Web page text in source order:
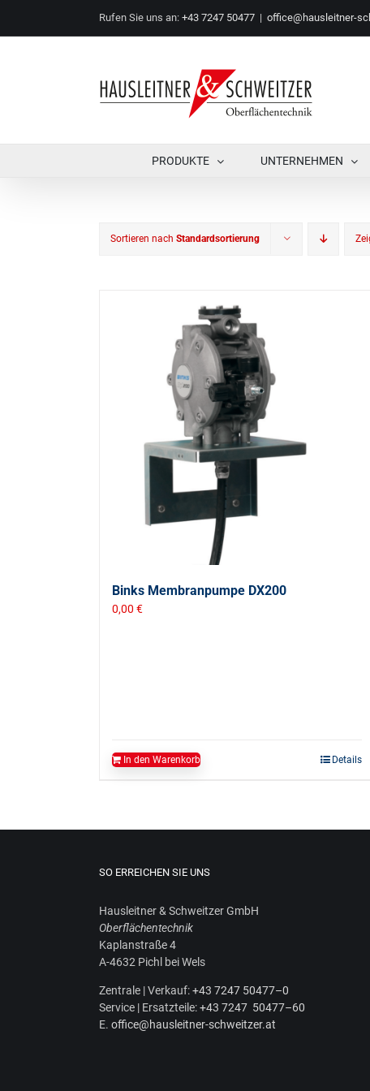
Rufen Sie uns an: +43 7247 50477 | office@hausleitner-
PRODUKTE UNTERNEHMEN
Sortieren nach Standardsortierung
Binks Membranpumpe DX200
0,00 €
In den Warenkorb Details
SO ERREICHEN SIE UNS
Haus­leit­ner & Schweit­zer GmbH
Ober­flä­chen­tech­nik
Kaplan­stra­ße 4
A‑4632 Pichl bei Wels
Zen­tra­le | Ver­kauf:+43 7247 50477–0
Ser­vice | Ersatz­tei­le:+43 7247 50477–60
E. office@hausleitner-schweitzer.at